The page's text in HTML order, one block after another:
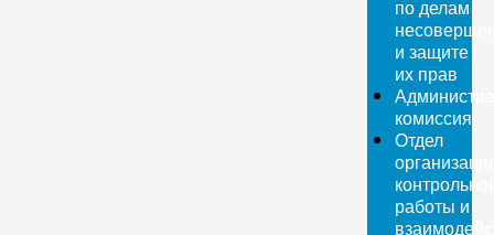
по делам
и защите
их прав
комиссия
Отдел
работы и